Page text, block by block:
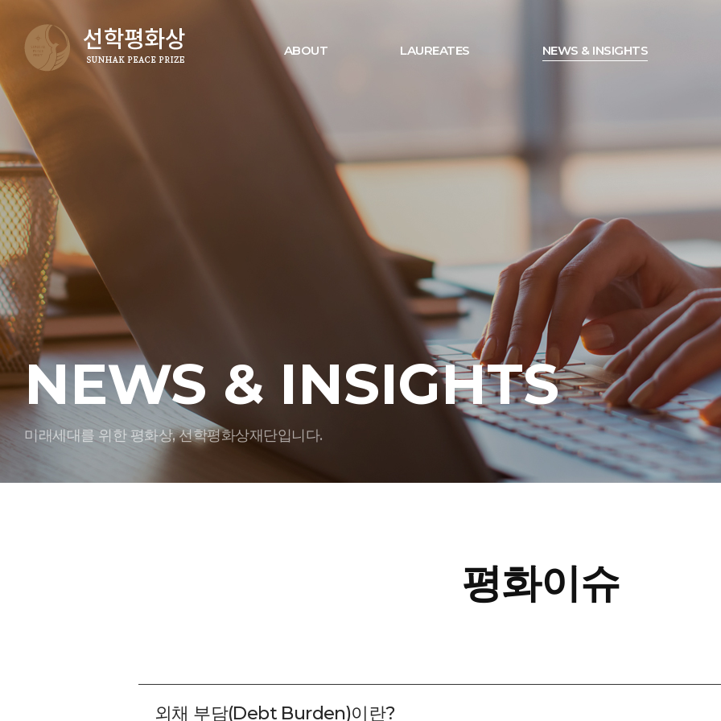
ABOUT LAUREATES NEWS & INSIGHTS
NEWS & INSIGHTS
미래세대를 위한 평화상, 선학평화상재단입니다.
평화이슈
외채 부담(Debt Burden)이란?